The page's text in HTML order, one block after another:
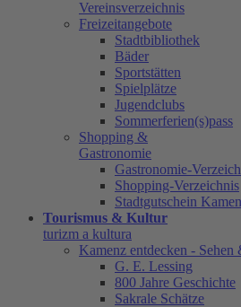
Vereinsverzeichnis
Freizeitangebote
Stadtbibliothek
Bäder
Sportstätten
Spielplätze
Jugendclubs
Sommerferien(s)pass
Shopping &
Gastronomie
Gastronomie-
Shopping-Verzeichnis
Stadtgutschein
Tourismus & Kultur
turizm a kultura
Kamenz entdecken - Sehen
G. E. Lessing
800 Jahre Geschichte
Sakrale Schätze